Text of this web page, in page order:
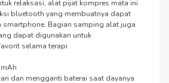
bluetooth yang membuatnya dapat
smartphone. Bagian samping alat juga
dapat digunakan untuk
selama terapi.